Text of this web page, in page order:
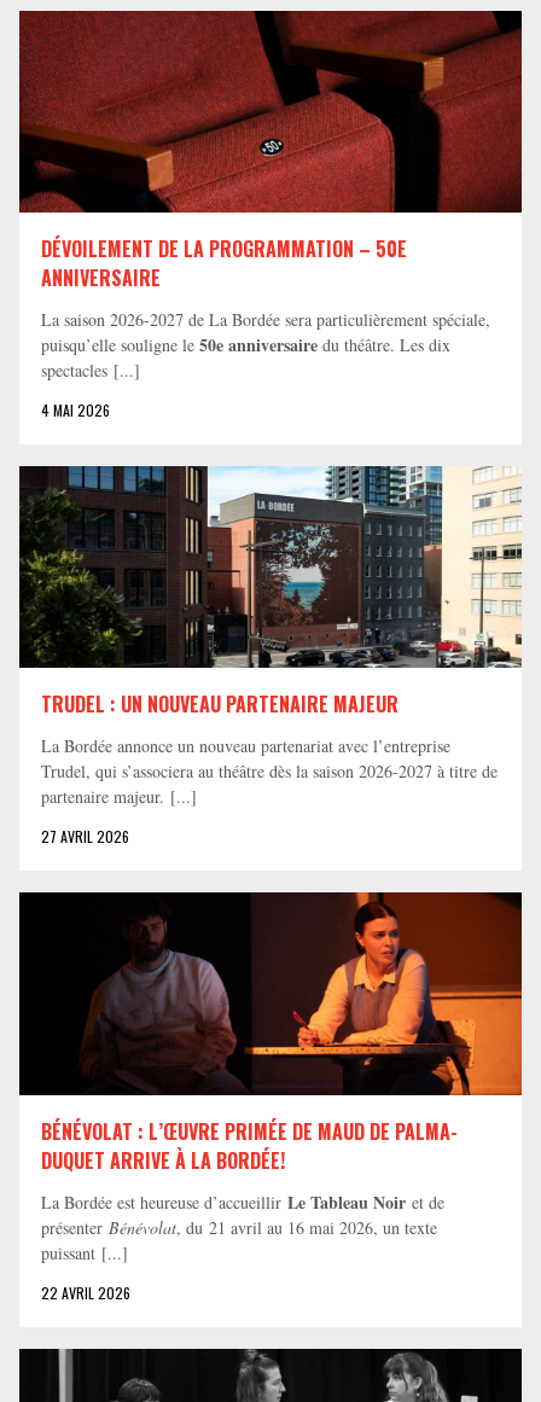
DÉVOILEMENT DE LA PROGRAMMATION – 50E
ANNIVERSAIRE
La saison 2026-2027 de La Bordée sera particulièrement spéciale,
puisqu’elle souligne le 50e anniversaire du théâtre. Les dix
spectacles [...]
4 MAI 2026
TRUDEL : UN NOUVEAU PARTENAIRE MAJEUR
La Bordée annonce un nouveau partenariat avec l’entreprise
Trudel, qui s’associera au théâtre dès la saison 2026-2027 à titre de
partenaire majeur. [...]
27 AVRIL 2026
BÉNÉVOLAT : L’ŒUVRE PRIMÉE DE MAUD DE PALMA-
DUQUET ARRIVE À LA BORDÉE!
La Bordée est heureuse d’accueillir Le Tableau Noir et de
présenter Bénévolat, du 21 avril au 16 mai 2026, un texte
puissant [...]
22 AVRIL 2026